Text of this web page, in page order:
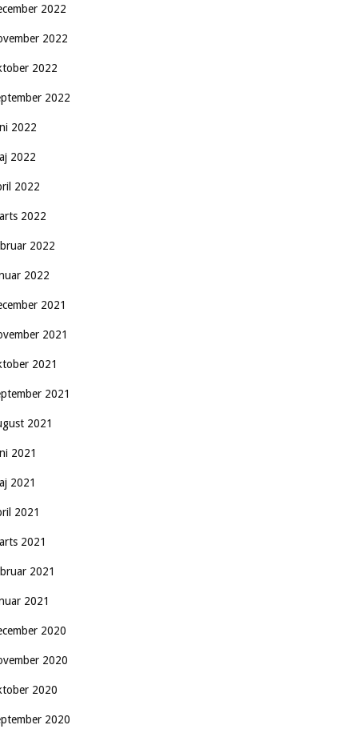
2022
2022
2022
2022
2022
2022
2022
2022
2022
2022
2021
2021
2021
2021
2021
2021
2021
2021
2021
2021
2021
2020
2020
2020
2020